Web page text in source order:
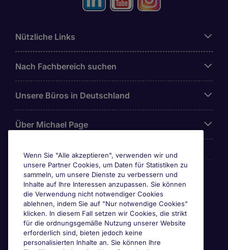
Nützliche Links
Nach Fachbereich suchen
Unsere Büros in Deutschland
Über Michael Page
Awards & Zertifizierungen
Wenn Sie "Alle akzeptieren", verwenden wir und
unsere Partner Cookies, um Daten für Statistiken zu
sammeln, um unsere Dienste zu verbessern und
Inhalte auf Ihre Interessen anzupassen. Sie können
die Verwendung nicht notwendiger Cookies
ablehnen, indem Sie auf "Nur notwendige Cookies"
klicken. In diesem Fall setzen wir Cookies, die strikt
für die ordnungsgemäße Nutzung unserer Website
erforderlich sind, bieten jedoch keine
personalisierten Inhalte an. Sie können Ihre